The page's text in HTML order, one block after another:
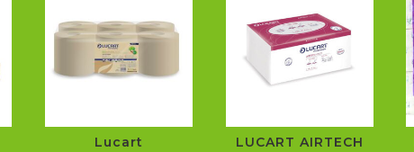
Lucart
LUCART AIRTECH